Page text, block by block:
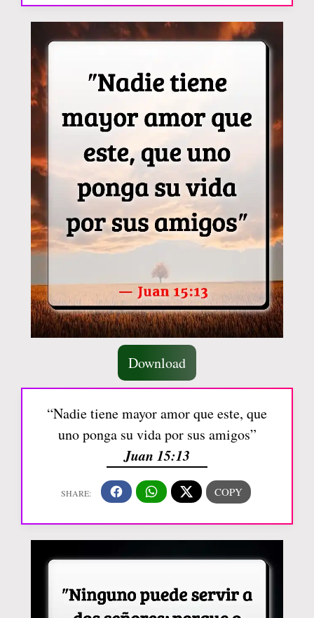
Download
“Nadie tiene mayor amor que este, que
uno ponga su vida por sus amigos”
Juan 15:13